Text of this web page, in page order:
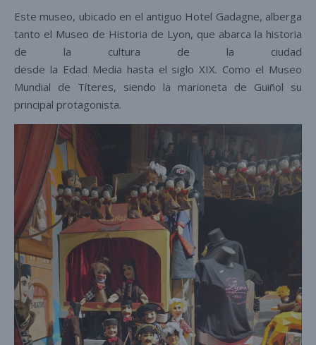
Este museo, ubicado en el antiguo Hotel Gadagne, alberga
tanto el Museo de Historia de Lyon, que abarca la historia
de la cultura de la ciudad
desde la Edad Media hasta el siglo XIX. Como el Museo
Mundial de Títeres, siendo la marioneta de Guiñol su
principal protagonista.